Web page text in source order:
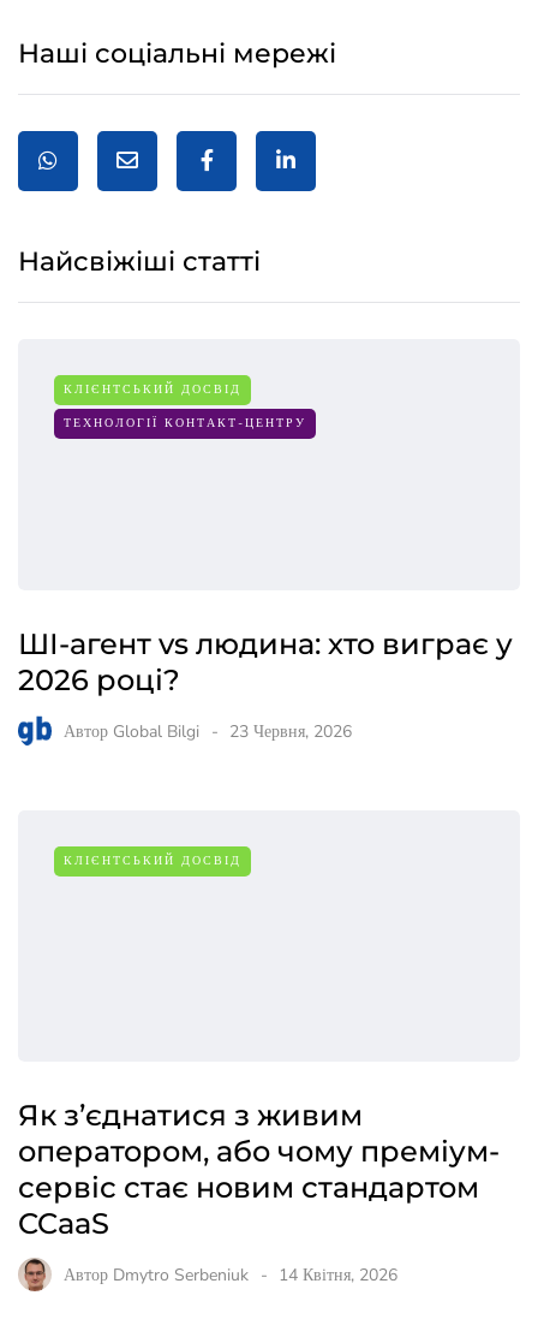
Наші соціальні мережі
Найсвіжіші статті
КЛІЄНТСЬКИЙ ДОСВІД
ТЕХНОЛОГІЇ КОНТАКТ-ЦЕНТРУ
ШІ-агент vs людина: хто виграє у
2026 році?
Автор Global Bilgi 23 Червня, 2026
КЛІЄНТСЬКИЙ ДОСВІД
Як з’єднатися з живим
оператором, або чому преміум-
сервіс стає новим стандартом
CCaaS
Автор Dmytro Serbeniuk 14 Квітня, 2026